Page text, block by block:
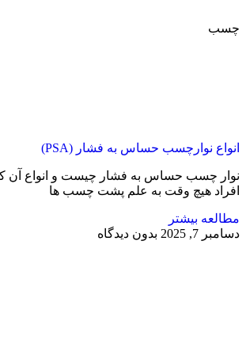
چسب
انواع نوارچسب حساس به فشار (PSA)
نوار چسب حساس به فشار چیست و انواع آن
افراد هیچ وقت به علم پشت چسب ها
مطالعه بیشتر
دسامبر 7, 2025
بدون دیدگاه